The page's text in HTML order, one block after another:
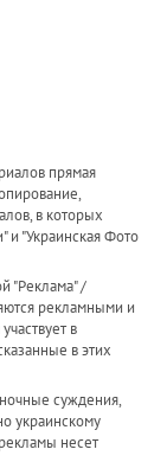
прямая
в которых
и "Украинская Фото
"Реклама" /
рекламными и
в
в этих
суждения,
украинскому
несет